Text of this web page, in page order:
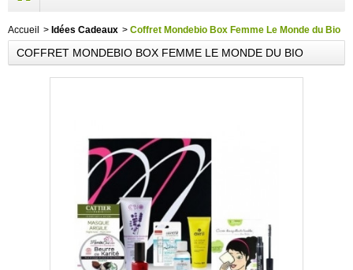
Accueil > Idées Cadeaux > Coffret Mondebio Box Femme Le Monde du Bio
COFFRET MONDEBIO BOX FEMME LE MONDE DU BIO